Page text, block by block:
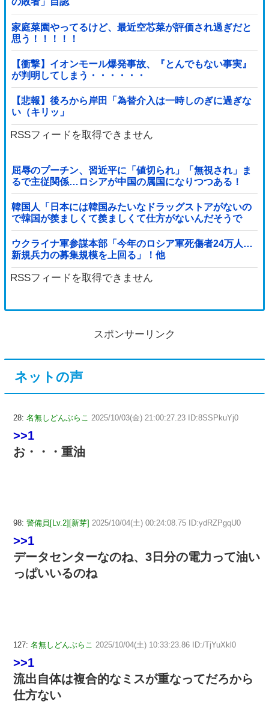
家庭菜園やってるけど、最近空芯菜が評価され過ぎだと
思う！！！！！
【衝撃】イオンモール爆発事故、『とんでもない事実』
が判明してしまう・・・・・・
【悲報】後ろから岸田「為替介入は一時しのぎに過ぎな
い（キリッ」
RSSフィードを取得できません
屈辱のプーチン、習近平に「値切られ」「無視され」ま
るで主従関係…ロシアが中国の属国になりつつある！
韓国人「日本には韓国みたいなドラッグストアがないの
で韓国が羨ましくて羨ましくて仕方がないんだそうで
す」
ウクライナ軍参謀本部「今年のロシア軍死傷者24万人…
新規兵力の募集規模を上回る」！他
RSSフィードを取得できません
スポンサーリンク
ネットの声
28: 名無しどんぶらこ 2025/10/03(金) 21:00:27.23 ID:8SSPkuYj0
>>1
お・・・重油
98: 警備員[Lv.2][新芽] 2025/10/04(土) 00:24:08.75 ID:ydRZPgqU0
>>1
データセンターなのね、3日分の電力って油い
っぱいいるのね
127: 名無しどんぶらこ 2025/10/04(土) 10:33:23.86 ID:/TjYuXkl0
>>1
流出自体は複合的なミスが重なってだろから
仕方ない